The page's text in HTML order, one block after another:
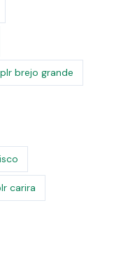
brejo grande
carira